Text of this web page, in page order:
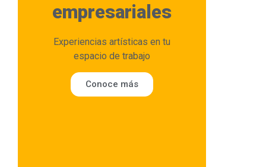
empresariales
Experiencias artísticas en tu
espacio de trabajo
Conoce más